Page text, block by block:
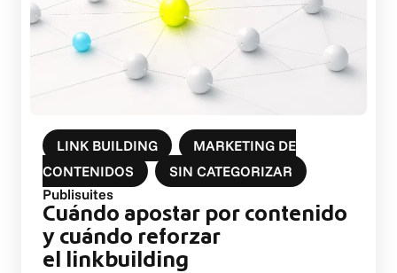
LINK BUILDING
MARKETING DE
CONTENIDOS
SIN CATEGORIZAR
Publisuites
Cuándo apostar por contenido
y cuándo reforzar
el linkbuilding